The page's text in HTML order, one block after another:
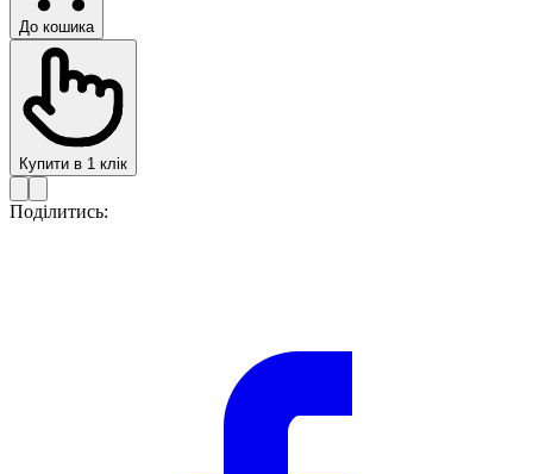
До кошика
Купити в 1 клік
Поділитись: